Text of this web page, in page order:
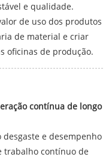
e qualidade.
de uso dos produtos
de material e criar
oficinas de produção.
contínua de longo
desgaste e desempenho
trabalho contínuo de